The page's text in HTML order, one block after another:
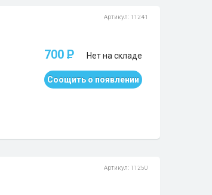
Артикул: 11241
700 P Нет на складе
Соощить о появлении
Артикул: 11250